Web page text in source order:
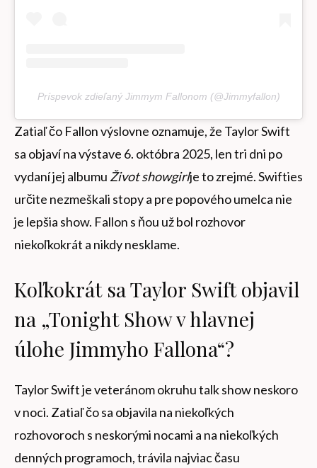
Príspevok zdieľaný Jimmym Fallonom (@Jimmyfallon)
Zatiaľ čo Fallon výslovne oznamuje, že Taylor Swift
sa objaví na výstave 6. októbra 2025, len tri dni po
vydaní jej albumu Život showgirlje to zrejmé. Swifties
určite nezmeškali stopy a pre popového umelca nie
je lepšia show. Fallon s ňou už bol rozhovor
niekoľkokrát a nikdy nesklame.
Koľkokrát sa Taylor Swift objavil
na „Tonight Show v hlavnej
úlohe Jimmyho Fallona“?
Taylor Swift je veteránom okruhu talk show neskoro
v noci. Zatiaľ čo sa objavila na niekoľkých
rozhovoroch s neskorými nocami a na niekoľkých
denných programoch, trávila najviac času